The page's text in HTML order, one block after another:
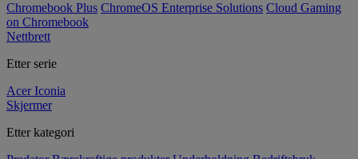
Chromebook Plus ChromeOS Enterprise Solutions Cloud Gaming
on Chromebook
Nettbrett
Etter serie
Acer Iconia
Skjermer
Etter kategori